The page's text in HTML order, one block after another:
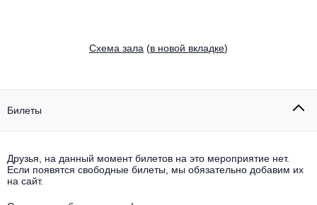
Выбрать другой город
Rap, hip-hop, RnB
Концерты на теплоходе
Все события
Опера
Все события
Cхема зала (в новой вкладке)
Билеты
Друзья, на данный момент билетов на это мероприятие нет.
Если появятся свободные билеты, мы обязательно добавим их
на сайт.